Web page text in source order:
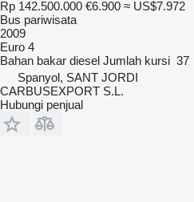
Rp 142.500.000 €6.900 ≈ US$7.972
Bus pariwisata
2009
Euro 4
Bahan bakar diesel Jumlah kursi 37
Spanyol, SANT JORDI
CARBUSEXPORT S.L.
Hubungi penjual